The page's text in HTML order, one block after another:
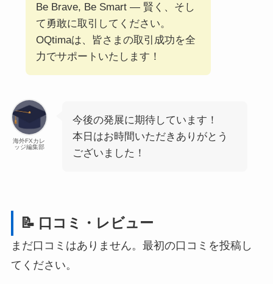
Be Brave, Be Smart ― 賢く、そし
て勇敢に取引してください。
OQtimaは、皆さまの取引成功を全
力でサポートいたします！
海外FXカレ
ッジ編集部
今後の発展に期待しています！
本日はお時間いただきありがとう
ございました！
📝 口コミ・レビュー
まだ口コミはありません。最初の口コミを投稿し
てください。